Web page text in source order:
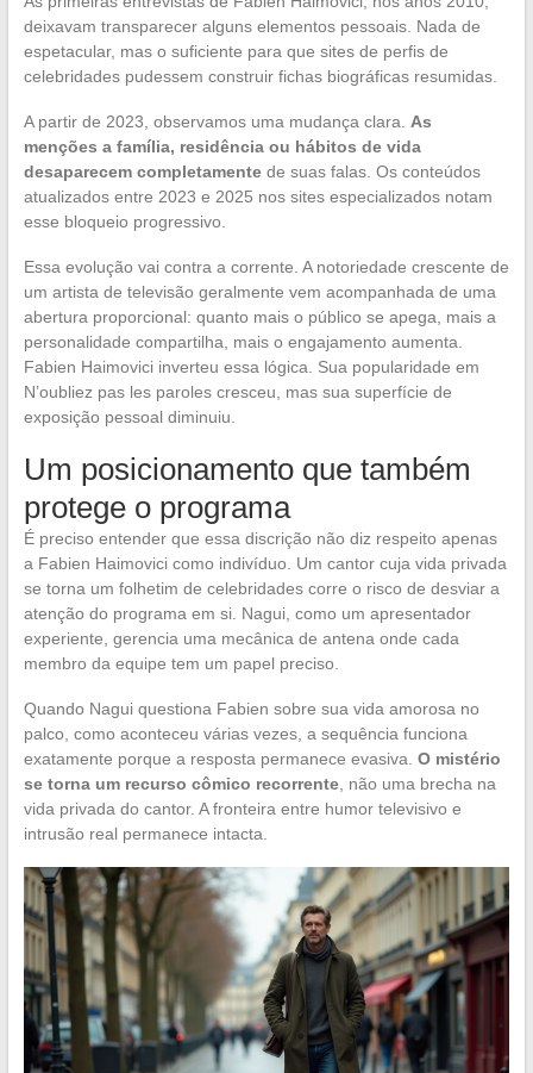
deixavam transparecer alguns elementos pessoais. Nada de
espetacular, mas o suficiente para que sites de perfis de
celebridades pudessem construir fichas biográficas resumidas.
A partir de 2023, observamos uma mudança clara. As
menções a família, residência ou hábitos de vida
desaparecem completamentede suas falas. Os conteúdos
atualizados entre 2023 e 2025 nos sites especializados notam
esse bloqueio progressivo.
Essa evolução vai contra a corrente. A notoriedade crescente de
um artista de televisão geralmente vem acompanhada de uma
abertura proporcional: quanto mais o público se apega, mais a
personalidade compartilha, mais o engajamento aumenta.
Fabien Haimovici inverteu essa lógica. Sua popularidade em
N’oubliez pas les paroles cresceu, mas sua superfície de
exposição pessoal diminuiu.
Um posicionamento que também
protege o programa
É preciso entender que essa discrição não diz respeito apenas
a Fabien Haimovici como indivíduo. Um cantor cuja vida privada
se torna um folhetim de celebridades corre o risco de desviar a
atenção do programa em si. Nagui, como um apresentador
experiente, gerencia uma mecânica de antena onde cada
membro da equipe tem um papel preciso.
Quando Nagui questiona Fabien sobre sua vida amorosa no
palco, como aconteceu várias vezes, a sequência funciona
exatamente porque a resposta permanece evasiva. O mistério
se torna um recurso cômico recorrente, não uma brecha na
vida privada do cantor. A fronteira entre humor televisivo e
intrusão real permanece intacta.